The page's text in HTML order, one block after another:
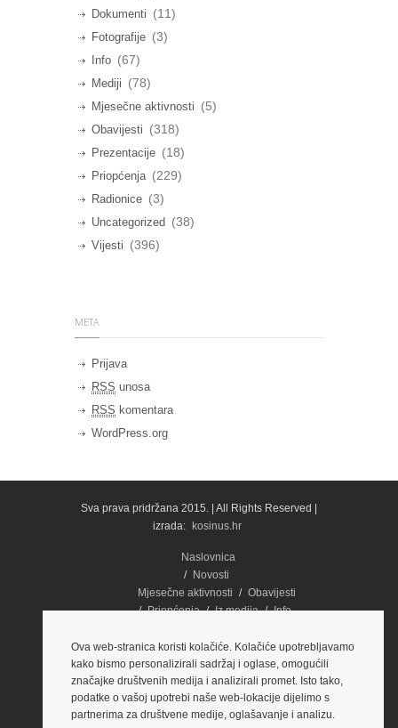
Ova web-stranica koristi kolačiće. Kolačiće upotrebljavamo
kako bismo personalizirali sadržaj i oglase, omogućili
značajke društvenih medija i analizirali promet. Isto tako,
podatke o vašoj upotrebi naše web-lokacije dijelimo s
partnerima za društvene medije, oglašavanje i analizu.
Dokumenti (11)
Fotografije (3)
Info (67)
Mediji (78)
Mjesečne aktivnosti (5)
Obavijesti (318)
Prezentacije (18)
Priopćenja (229)
Radionice (3)
Uncategorized (38)
Vijesti (396)
META
Prijava
RSS unosa
RSS komentara
WordPress.org
Sva prava pridržana 2015. | All Rights Reserved |
izrada:
kosinus.hr
Naslovnica
Novosti
Mjesečne aktivnosti
Obavijesti
Priopćenja
Iz medija
Info
O nama
Kontakti i lokacije
Edukacija
PREGLED PRAKSE SUDA EU
Prezentacije
Brošure Video